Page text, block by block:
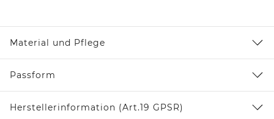
Material und Pflege
Passform
Herstellerinformation (Art.19 GPSR)